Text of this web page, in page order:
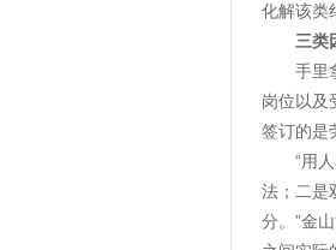
化解该类
三类
手里
岗位以及
签订的是
“用
法；二是
分。”金